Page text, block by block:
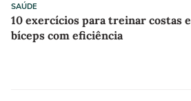
SAÚDE
10 exercícios para treinar costas e
bíceps com eficiência